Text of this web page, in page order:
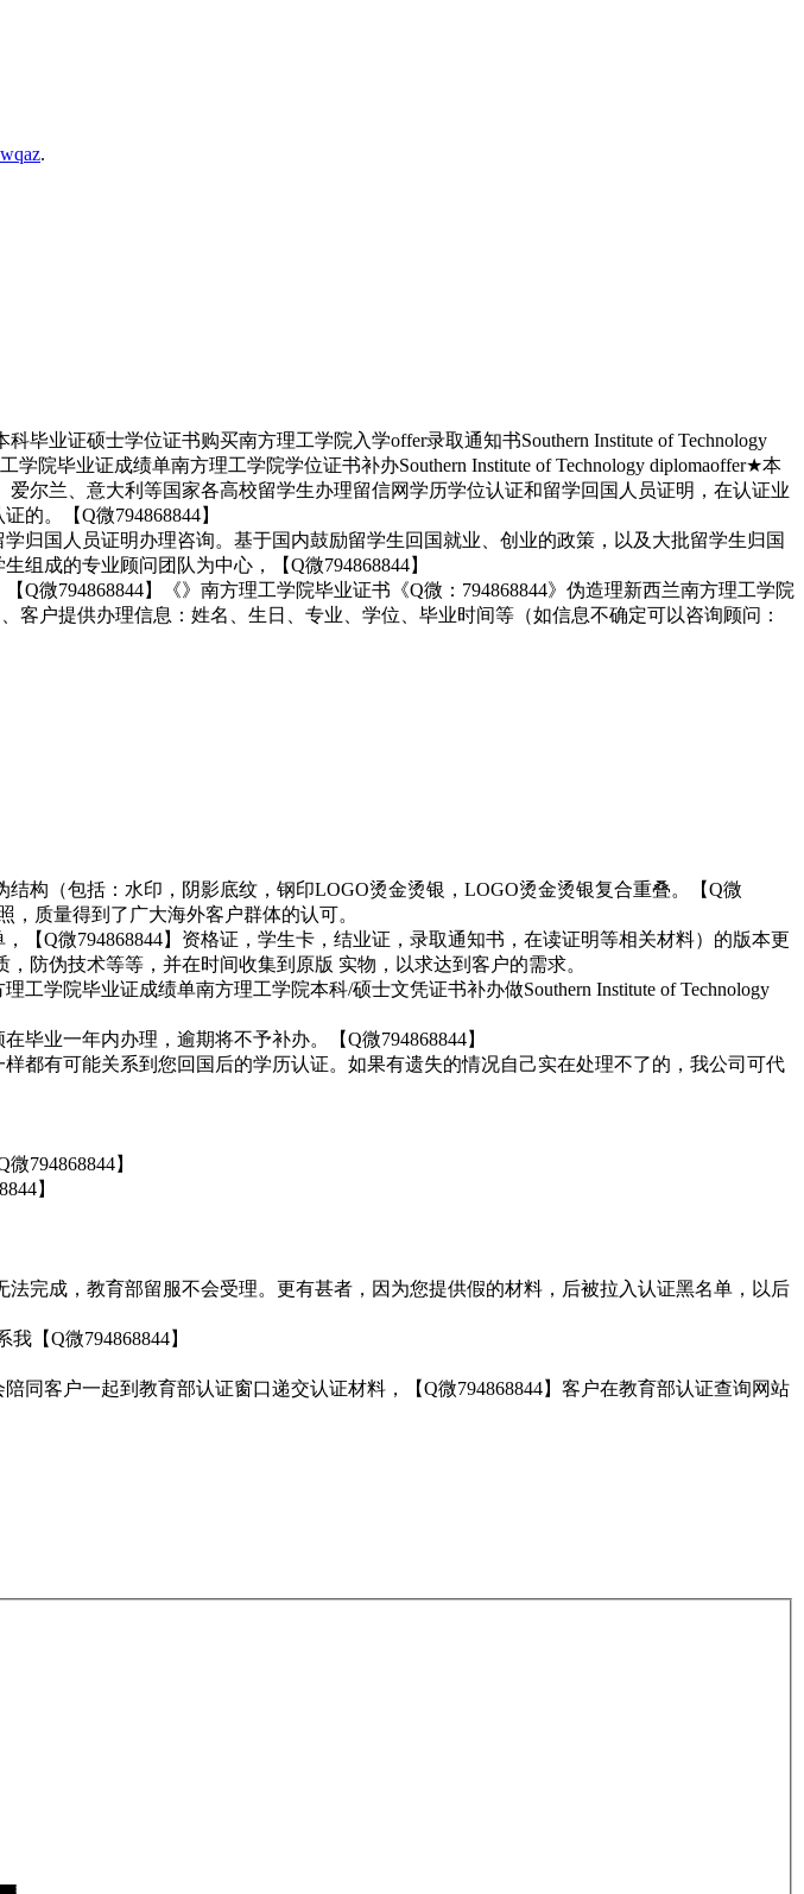
wqaz.
业证硕士学位证书购买南方理工学院入学offer录取通知书Southern Institute of Technology
院毕业证成绩单南方理工学院学位证书补办Southern Institute of Technology diplomaoffer★本
尔兰、意大利等国家各高校留学生办理留信网学历学位认证和留学回国人员证明，在认证业
的。【Q微794868844】
归国人员证明办理咨询。基于国内鼓励留学生回国就业、创业的政策，以及大批留学生归国
成的专业顾问团队为中心，【Q微794868844】
微794868844】《》南方理工学院毕业证书《Q微：794868844》伪造理新西兰南方理工学院
客户提供办理信息：姓名、生日、专业、学位、毕业时间等（如信息不确定可以咨询顾问：
构（包括：水印，阴影底纹，钢印LOGO烫金烫银，LOGO烫金烫银复合重叠。【Q微
，质量得到了广大海外客户群体的认可。
Q微794868844】资格证，学生卡，结业证，录取通知书，在读证明等相关材料）的版本更
防伪技术等等，并在时间收集到原版 实物，以求达到客户的需求。
学院毕业证成绩单南方理工学院本科/硕士文凭证书补办做Southern Institute of Technology
业一年内办理，逾期将不予补办。【Q微794868844】
都有可能关系到您回国后的学历认证。如果有遗失的情况自己实在处理不了的，我公司可代
794868844】
】
完成，教育部留服不会受理。更有甚者，因为您提供假的材料，后被拉入认证黑名单，以后
【Q微794868844】
客户一起到教育部认证窗口递交认证材料，【Q微794868844】客户在教育部认证查询网站